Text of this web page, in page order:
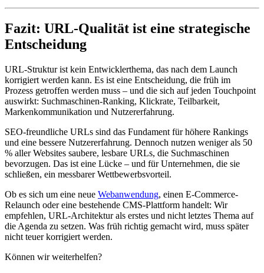
Fazit: URL-Qualität ist eine strategische
Entscheidung
URL-Struktur ist kein Entwicklerthema, das nach dem Launch
korrigiert werden kann. Es ist eine Entscheidung, die früh im
Prozess getroffen werden muss – und die sich auf jeden Touchpoint
auswirkt: Suchmaschinen-Ranking, Klickrate, Teilbarkeit,
Markenkommunikation und Nutzererfahrung.
SEO-freundliche URLs sind das Fundament für höhere Rankings
und eine bessere Nutzererfahrung. Dennoch nutzen weniger als 50
% aller Websites saubere, lesbare URLs, die Suchmaschinen
bevorzugen. Das ist eine Lücke – und für Unternehmen, die sie
schließen, ein messbarer Wettbewerbsvorteil.
Ob es sich um eine neue Webanwendung, einen E-Commerce-
Relaunch oder eine bestehende CMS-Plattform handelt: Wir
empfehlen, URL-Architektur als erstes und nicht letztes Thema auf
die Agenda zu setzen. Was früh richtig gemacht wird, muss später
nicht teuer korrigiert werden.
Können wir weiterhelfen?